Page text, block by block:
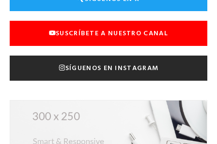
SUSCRÍBETE A NUESTRO CANAL
SÍGUENOS EN INSTAGRAM